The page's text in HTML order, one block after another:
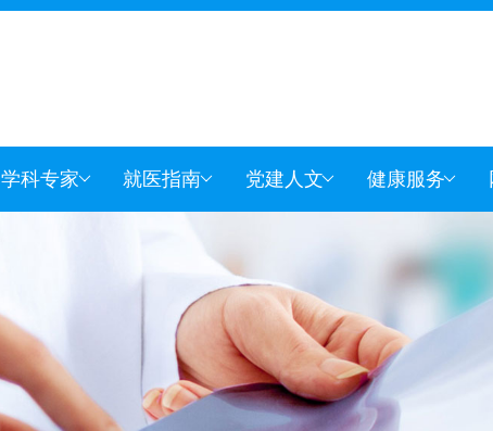
学科专家 就医指南 党建人文 健康服务